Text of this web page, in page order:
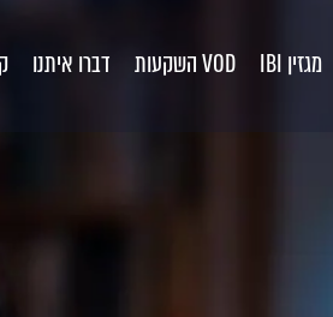
מגזין IBI VOD השקעות דברו איתנו